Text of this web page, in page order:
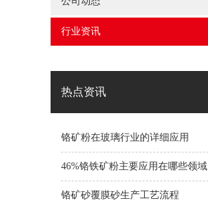
行业资讯
热点资讯
铬矿粉在玻璃行业的详细应用
46%铬铁矿粉主要应用在哪些领域
铬矿砂覆膜砂生产工艺流程